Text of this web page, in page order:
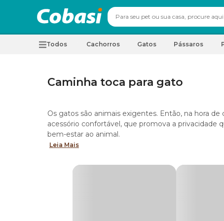
Todos Cachorros Gatos Pássaros
Caminha toca para gato
Os gatos são animais exigentes. Então, na hora de
acessório confortável, que promova a
bem-estar ao animal.
incríveis que nós preparamos para você. Com
Leia Mais